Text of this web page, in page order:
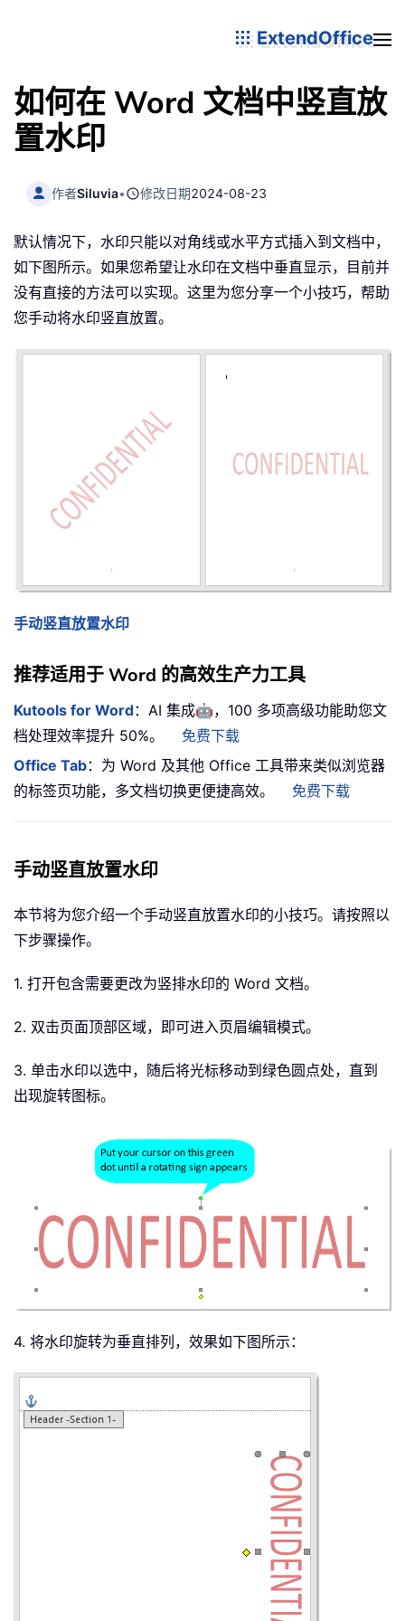
ExtendOffice
如何在 Word 文档中竖直放
置水印
作者Siluvia• 修改日期2024-08-23
默认情况下，水印只能以对角线或水平方式插入到文档中，
如下图所示。如果您希望让水印在文档中垂直显示，目前并
没有直接的方法可以实现。这里为您分享一个小技巧，帮助
您手动将水印竖直放置。
手动竖直放置水印
推荐适用于 Word 的高效生产力工具
Kutools for Word：AI 集成🤖，100 多项高级功能助您文
档处理效率提升 50%。
免费下载
Office Tab：为 Word 及其他 Office 工具带来类似浏览器
的标签页功能，多文档切换更便捷高效。
免费下载
手动竖直放置水印
本节将为您介绍一个手动竖直放置水印的小技巧。请按照以
下步骤操作。
1. 打开包含需要更改为竖排水印的 Word 文档。
2. 双击页面顶部区域，即可进入页眉编辑模式。
3. 单击水印以选中，随后将光标移动到绿色圆点处，直到
出现旋转图标。
4. 将水印旋转为垂直排列，效果如下图所示：